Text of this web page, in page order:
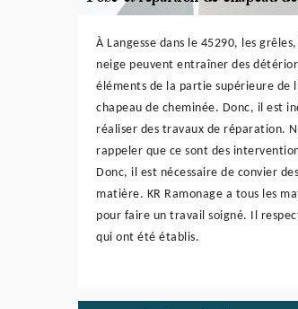
À Langesse dans le 45290, les
neige peuvent entraîner des
éléments de la partie supérieure de
chapeau de cheminée. Donc, il est
réaliser des travaux de réparation.
rappeler que ce sont des
Donc, il est nécessaire de convier
matière. KR Ramonage a tous les
pour faire un travail soigné. Il
qui ont été établis.